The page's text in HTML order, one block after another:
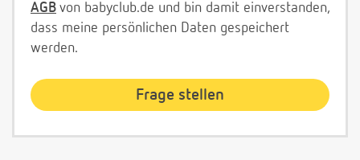
AGB von babyclub.de und bin damit einverstanden,
dass meine persönlichen Daten gespeichert
werden.